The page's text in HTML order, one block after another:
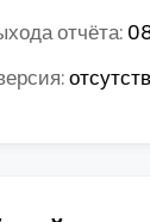
отчёта: